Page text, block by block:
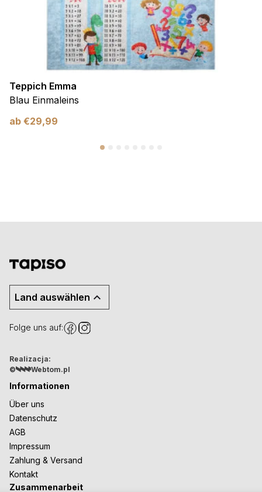
Teppich Emma
Blau Einmaleins
ab €29,99
Land auswählen
Folge uns auf:
Realizacja:
©
Webtom.pl
Informationen
Über uns
Datenschutz
AGB
Impressum
Zahlung & Versand
Kontakt
Zusammenarbeit